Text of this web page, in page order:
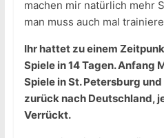
machen mir natürlich mehr
man muss auch mal
Ihr hattet zu einem
Spiele in 14 Tagen. Anfang
Spiele in St. Petersburg
zurück nach Deutschland,
Verrückt.